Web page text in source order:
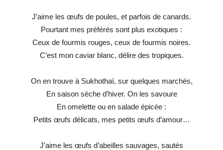
J’aime les œufs de poules, et parfois de canards.
Pourtant mes préférés sont plus exotiques :
Ceux de fourmis rouges, ceux de fourmis noires.
C’est mon caviar blanc, délire des tropiques.
On en trouve à Sukhothaï, sur quelques marchés,
En saison sèche d’hiver. On les savoure
En omelette ou en salade épicée :
Petits œufs délicats, mes petits œufs d’amour…
J’aime les œufs d’abeilles sauvages, sautés